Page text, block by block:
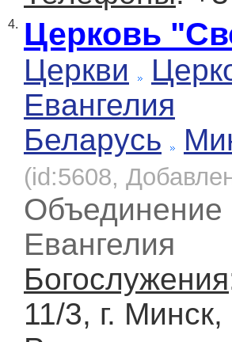
4. Церковь
Церкви
Евангелия
Беларусь
(id:5608,
Объединение
Евангелия
Богослужения
11/3, г.